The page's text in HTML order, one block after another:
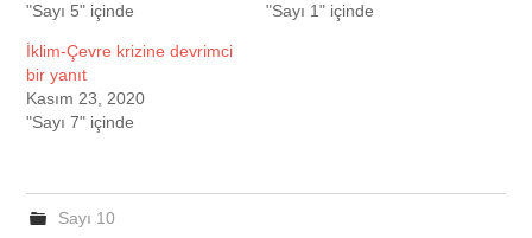
"Sayı 5" içinde
"Sayı 1" içinde
İklim-Çevre krizine devrimci
bir yanıt
Kasım 23, 2020
"Sayı 7" içinde
Sayı 10